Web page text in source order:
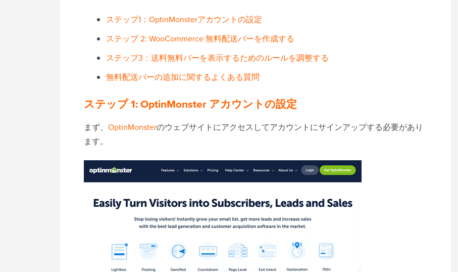
ステップ1：OptinMonsterアカウントの設定
ステップ 2: WooCommerce 無料配送バーを作成する
ステップ3：送料無料バーを表示するためのルールを調整する
無料配送バーの追加に関するよくある質問
ステップ 1:OptinMonster アカウントの設定
まず、 OptinMonsterのウェブサイトにアクセスしてアカウントにサインアップする必要があり
ます。